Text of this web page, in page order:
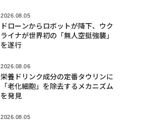
2026.08.05
ドローンからロボットが降下、ウク
ライナが世界初の「無人空挺強襲」
を遂行
2026.08.06
栄養ドリンク成分の定番タウリンに
「老化細胞」を除去するメカニズム
を発見
2026.08.05